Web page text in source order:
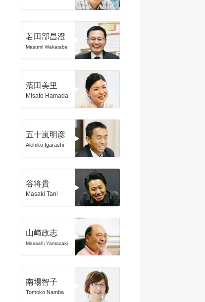
若田部昌澄
Masumi Wakatabe
濱田美里
Misato Hamada
五十嵐明彦
Akihiko Igarashi
谷将貴
Masaki Tani
山﨑政志
Masashi Yamazaki
南場智子
Tomoko Namba